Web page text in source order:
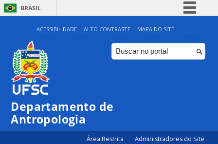
BRASIL
Simplifique!
Comunica BR
Participe
ACESSIBILIDADE ALTO CONTRASTE MAPA DO SITE
Departamento de
Antropologia
Área Restrita Administradores do Site